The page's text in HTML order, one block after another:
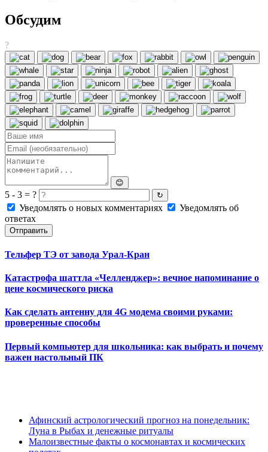
Обсудим
?
😊
5 - 3 = ? ↻
Уведомлять о новых комментариях
Уведомлять об
ответах
Отправить
Тельфер ТЭ от завода Урал-Кран
Катастрофа шаттла «Челленджер»: вечное напоминание о
цене космического риска
Как сделать антенну для 4G модема своими руками:
проверенные способы
Первый компьютер для школьника: как выбрать и почему
важен настольный ПК
Афинский астрологический прогноз на понедельник:
Луна в Рыбах и денежные ритуалы
Малоизвестные факты о космонавтах и космических